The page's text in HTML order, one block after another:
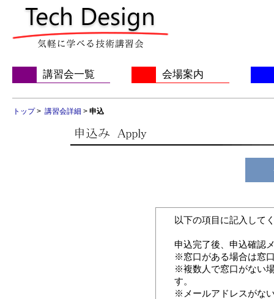
講習会一覧 会場案内
トップ> 講習会詳細 > 申込
以下の項目に記入して
申込完了後、申込確認
※窓口がある場合は窓
※複数人で窓口がない
す。
※メールアドレスがな